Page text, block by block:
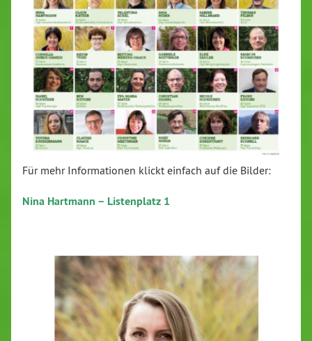
Für mehr Informationen klickt einfach auf die Bilder:
Nina Hartmann – Listenplatz 1